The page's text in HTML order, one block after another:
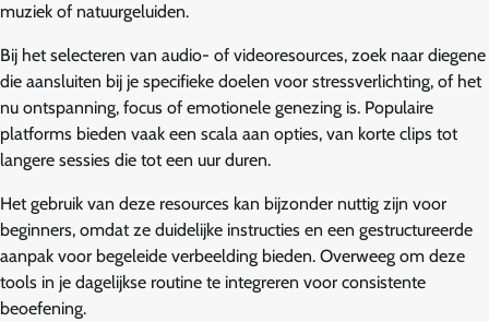
muziek of natuurgeluiden.
Bij het selecteren van audio- of videoresources, zoek naar diegene
die aansluiten bij je specifieke doelen voor stressverlichting, of het
nu ontspanning, focus of emotionele genezing is. Populaire
platforms bieden vaak een scala aan opties, van korte clips tot
langere sessies die tot een uur duren.
Het gebruik van deze resources kan bijzonder nuttig zijn voor
beginners, omdat ze duidelijke instructies en een gestructureerde
aanpak voor begeleide verbeelding bieden. Overweeg om deze
tools in je dagelijkse routine te integreren voor consistente
beoefening.